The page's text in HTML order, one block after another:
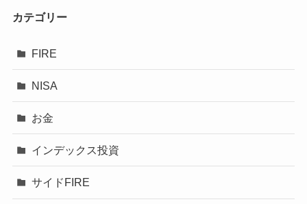
カテゴリー
FIRE
NISA
お金
インデックス投資
サイドFIRE